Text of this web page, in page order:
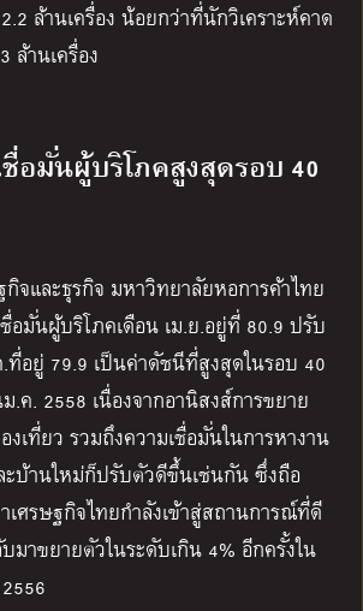
ล้านเครื่อง น้อยกว่าที่นักวิเคราะห์คาด
ล้านเครื่อง
อมั่นผู้บริโภคสูงสุดรอบ 40
จและธุรกิจ มหาวิทยาลัยหอการค้าไทย
อมั่นผู้บริโภคเดือน เม.ย.อยู่ที่ 80.9 ปรับ
ที่อยู่ 79.9 เป็นค่าดัชนีที่สูงสุดในรอบ 40
.ค. 2558 เนื่องจากอานิสงส์การขยาย
งเที่ยว รวมถึงความเชื่อมั่นในการหางาน
บ้านใหม่ก็ปรับตัวดีขึ้นเช่นกัน ซึ่งถือ
ศรษฐกิจไทยกำลังเข้าสู่สถานการณ์ที่ดี
าขยายตัวในระดับเกิน 4% อีกครั้งใน